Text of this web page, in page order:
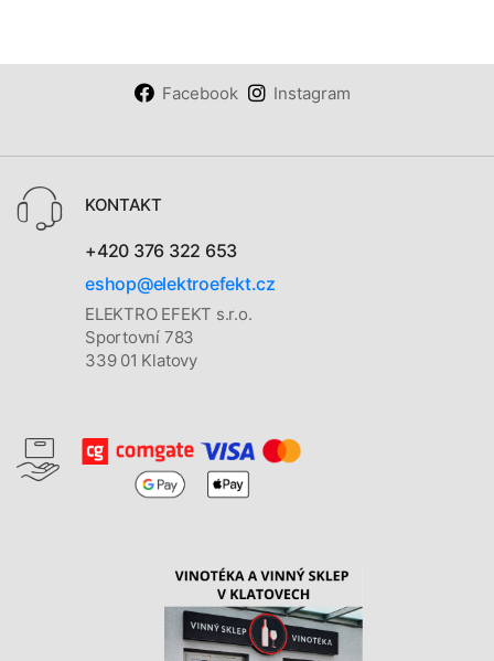
Facebook Instagram
KONTAKT
+420 376 322 653
eshop@elektroefekt.cz
ELEKTRO EFEKT s.r.o.
Sportovní 783
339 01 Klatovy